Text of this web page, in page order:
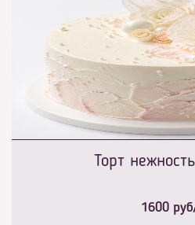
Торт
1600